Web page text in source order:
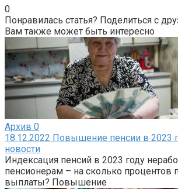
0
Понравилась статья? Поделиться с
Вам также может быть интересно
Архив 0
18.12.2022 Повышение пенсии в 2023
новости
Индексация пенсий в 2023 году
пенсионерам – на сколько процентов
выплаты? Повышение